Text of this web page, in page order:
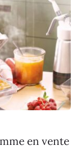
en vente